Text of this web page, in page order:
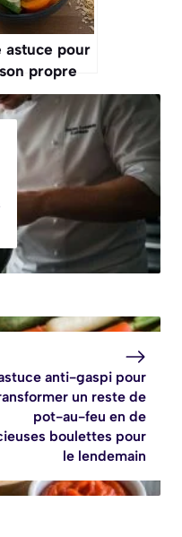
astuce pour
propre
de
en
avec des
est
et
anti-gaspi pour
un reste de
pot-au-feu en de
boulettes pour
le lendemain